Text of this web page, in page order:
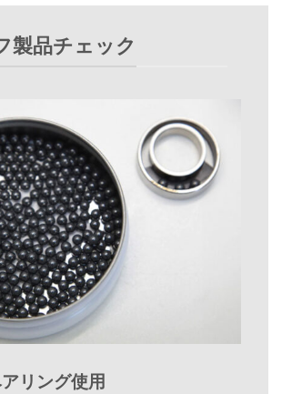
製品チェック
リング使用